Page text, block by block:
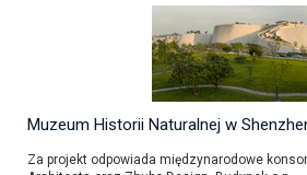
Muzeum Historii Naturalnej w
Za projekt odpowiada międzynarodowe